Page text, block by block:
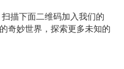
描下面二维码加入我们的
奇妙世界，探索更多未知的